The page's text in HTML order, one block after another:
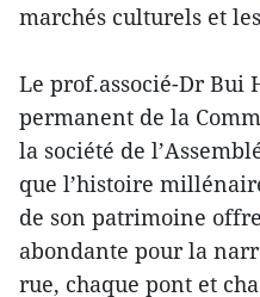
marchés culturels et
Le prof.associé-Dr Bui
permanent de la
la société de
que l’histoire
de son patrimoine
abondante pour la
rue, chaque pont et